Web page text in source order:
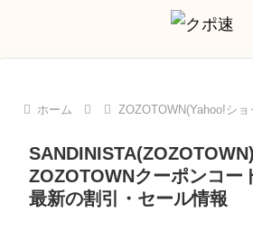
ホーム ZOZOTOWN(Yahoo!ショ
ZOZOTOWNクーポンコー
最新の割引・セール情報